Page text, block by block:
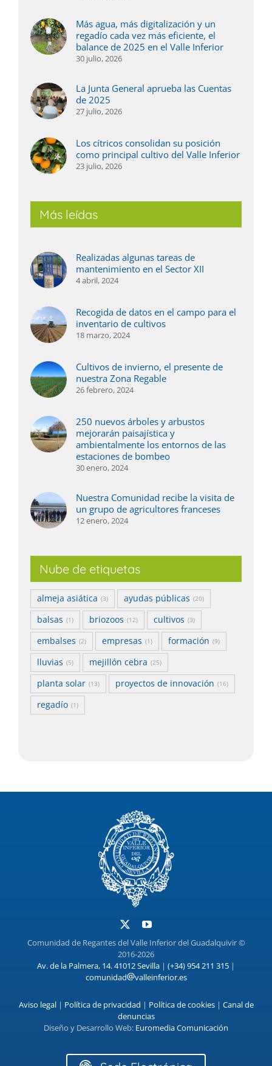
Más agua, más digitalización y un
regadío cada vez más eficiente, el
balance de 2025 en el Valle Inferior
30 julio, 2026
La Junta General aprueba las Cuentas
de 2025
27 julio, 2026
Los cítricos consolidan su posición
como principal cultivo del Valle Inferior
23 julio, 2026
Más leídas
Realizadas algunas tareas de
mantenimiento en el Sector XII
4 abril, 2024
Recogida de datos en el campo para el
inventario de cultivos
18 marzo, 2024
Cultivos de invierno, el presente de
nuestra Zona Regable
26 febrero, 2024
250 nuevos árboles y arbustos
mejorarán paisajística y
ambientalmente los entornos de las
estaciones de bombeo
30 enero, 2024
Nuestra Comunidad recibe la visita de
un grupo de agricultores franceses
12 enero, 2024
Nube de etiquetas
almeja asiática (3) ayudas públicas (20)
balsas (1) briozoos (12) cultivos (3)
embalses (2) empresas (1) formación (9)
lluvias (5) mejillón cebra (25)
planta solar (13) proyectos de innovación (16)
regadío (1)
Comunidad de Regantes del Valle Inferior del Guadalquivir ©
2016-2026
Av. de la Palmera, 14. 41012 Sevilla | (+34) 954 211 315 |
comunidad
valleinferior.es
Aviso legal| Política de privacidad | Política de cookies| Canal de
denuncias
Diseño y Desarrollo Web: Euromedia Comunicación